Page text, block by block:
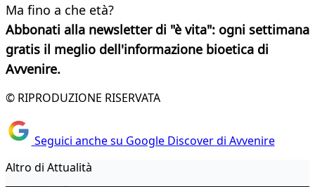
Ma fino a che età?
Abbonati alla newsletter di "è vita": ogni settimana
gratis il meglio dell'informazione bioetica di
Avvenire.
© RIPRODUZIONE RISERVATA
Seguici anche su Google Discover di Avvenire
Altro di Attualità